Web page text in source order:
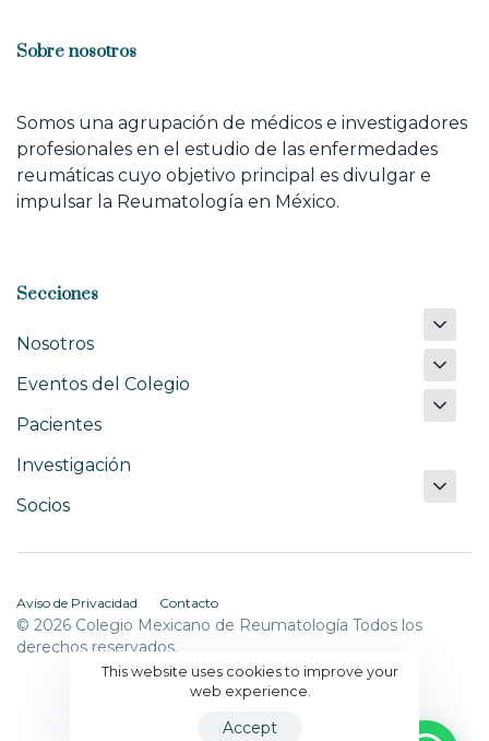
Sobre nosotros
Somos una agrupación de médicos e investigadores
profesionales en el estudio de las enfermedades
reumáticas cuyo objetivo principal es divulgar e
impulsar la Reumatología en México.
Secciones
Nosotros
Eventos del Colegio
Pacientes
Investigación
Socios
Aviso de Privacidad Contacto
© 2026 Colegio Mexicano de Reumatología Todos los
derechos reservados.
This website uses cookies to improve your
web experience.
Accept